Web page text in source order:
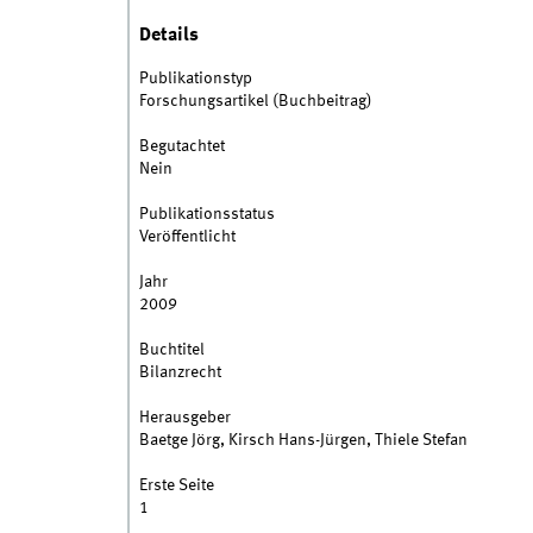
Details
Publikationstyp
Forschungsartikel (Buchbeitrag)
Begutachtet
Nein
Publikationsstatus
Veröffentlicht
Jahr
2009
Buchtitel
Bilanzrecht
Herausgeber
Baetge Jörg, Kirsch Hans-Jürgen, Thiele Stefan
Erste Seite
1